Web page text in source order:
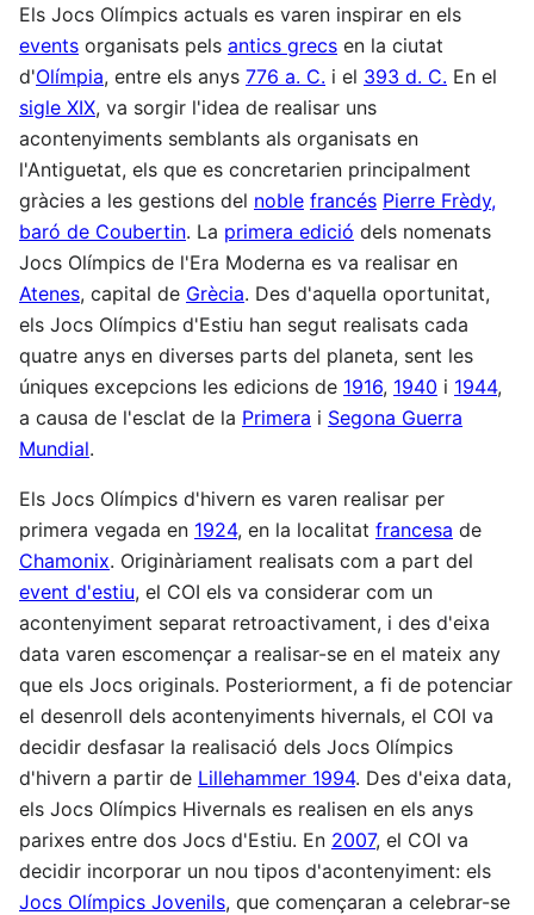
Els Jocs Olímpics actuals es varen inspirar en els
events organisats pels antics grecs en la ciutat
d'Olímpia, entre els anys 776 a. C. i el 393 d. C. En el
sigle XIX, va sorgir l'idea de realisar uns
acontenyiments semblants als organisats en
l'Antiguetat, els que es concretarien principalment
gràcies a les gestions del noble francés Pierre Frèdy,
baró de Coubertin. La primera edició dels nomenats
Jocs Olímpics de l'Era Moderna es va realisar en
Atenes, capital de Grècia. Des d'aquella oportunitat,
els Jocs Olímpics d'Estiu han segut realisats cada
quatre anys en diverses parts del planeta, sent les
úniques excepcions les edicions de 1916, 1940 i 1944,
a causa de l'esclat de la Primera i Segona Guerra
Mundial.
Els Jocs Olímpics d'hivern es varen realisar per
primera vegada en 1924, en la localitat francesa de
Chamonix. Originàriament realisats com a part del
event d'estiu, el COI els va considerar com un
acontenyiment separat retroactivament, i des d'eixa
data varen escomençar a realisar-se en el mateix any
que els Jocs originals. Posteriorment, a fi de potenciar
el desenroll dels acontenyiments hivernals, el COI va
decidir desfasar la realisació dels Jocs Olímpics
d'hivern a partir de Lillehammer 1994. Des d'eixa data,
els Jocs Olímpics Hivernals es realisen en els anys
parixes entre dos Jocs d'Estiu. En 2007, el COI va
decidir incorporar un nou tipos d'acontenyiment: els
Jocs Olímpics Jovenils, que començaran a celebrar-se